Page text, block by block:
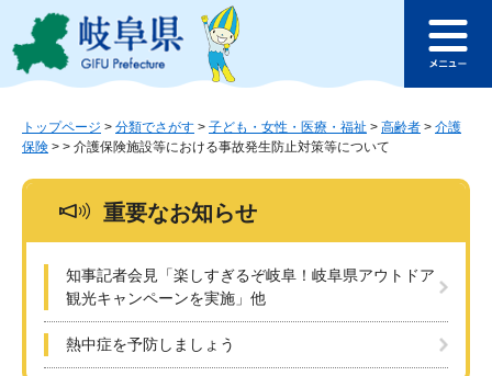
ジ
ュ
このページの本文へ
ュ
トップページ > 分類でさがす > 子ども・女性・医療・福祉 > 高齢者 > 介護
保険 > > 介護保険施設等における事故発生防止対策等について
重要なお知らせ
知事記者会見「楽しすぎるぞ岐阜！岐阜県アウトドア
観光キャンペーンを実施」他
熱中症を予防しましょう